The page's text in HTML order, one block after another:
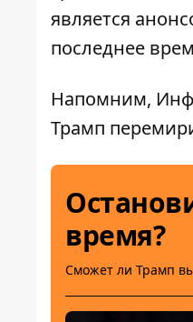
является
последнее
Напомним,
Трамп
время?
Сможет ли Трамп